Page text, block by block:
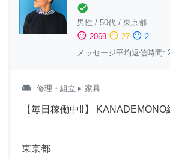
check_circle
男性 / 50代 / 東京都
sentiment_satisfied 2069 sentiment_neutral 27 sentiment_dissatisfied 2
メッセージ平均返信時間:
weekend 修理・組立 ▸ 家具
【毎日稼働中‼︎】 KANADEMONO
東京都